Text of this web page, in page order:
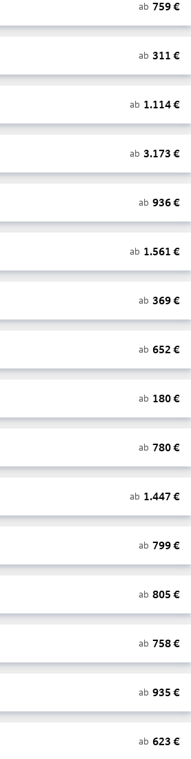
ab 759€
ab 311 €
ab 1.114€
ab 3.173 €
ab 936€
ab 1.561 €
ab 369€
ab 652 €
ab 180€
ab 780€
ab 1.447 €
ab 799€
ab 805 €
ab 758€
ab 935 €
ab 623 €